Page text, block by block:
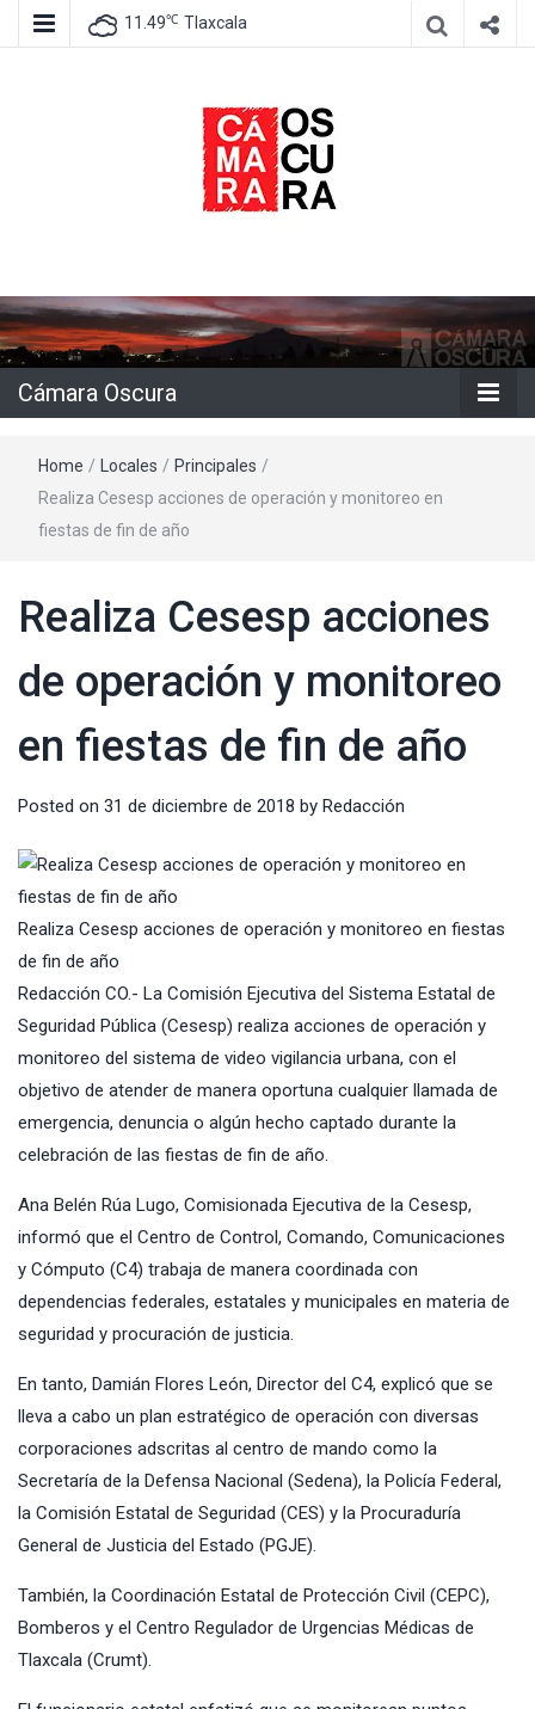
11.49℃ Tlaxcala
Cámara
Oscura
Cámara Oscura
Home / Locales / Principales /
Realiza Cesesp acciones de operación y monitoreo en
fiestas de fin de año
Realiza Cesesp acciones
de operación y monitoreo
en fiestas de fin de año
Posted on 31 de diciembre de 2018 by Redacción
Realiza Cesesp acciones de operación y monitoreo en fiestas
de fin de año
Redacción CO.- La Comisión Ejecutiva del Sistema Estatal de
Seguridad Pública (Cesesp) realiza acciones de operación y
monitoreo del sistema de video vigilancia urbana, con el
objetivo de atender de manera oportuna cualquier llamada de
emergencia, denuncia o algún hecho captado durante la
celebración de las fiestas de fin de año.
Ana Belén Rúa Lugo, Comisionada Ejecutiva de la Cesesp,
informó que el Centro de Control, Comando, Comunicaciones
y Cómputo (C4) trabaja de manera coordinada con
dependencias federales, estatales y municipales en materia de
seguridad y procuración de justicia.
En tanto, Damián Flores León, Director del C4, explicó que se
lleva a cabo un plan estratégico de operación con diversas
corporaciones adscritas al centro de mando como la
Secretaría de la Defensa Nacional (Sedena), la Policía Federal,
la Comisión Estatal de Seguridad (CES) y la Procuraduría
General de Justicia del Estado (PGJE).
También, la Coordinación Estatal de Protección Civil (CEPC),
Bomberos y el Centro Regulador de Urgencias Médicas de
Tlaxcala (Crumt).